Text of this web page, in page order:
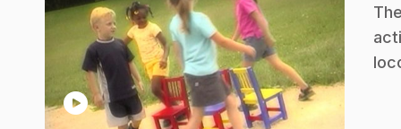
play_circle
.